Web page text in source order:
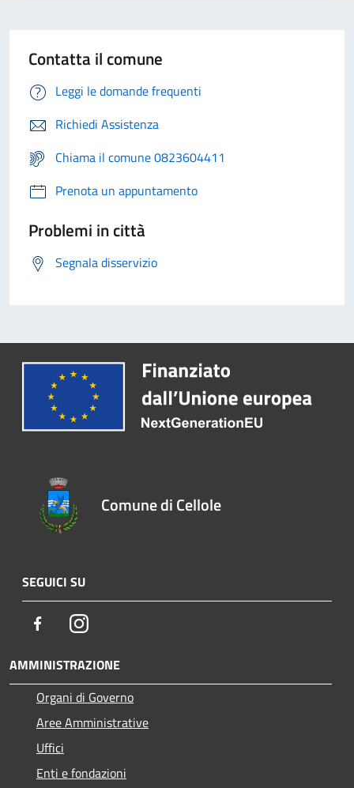
Contatta il comune
Leggi le domande frequenti
Richiedi Assistenza
Chiama il comune 0823604411
Prenota un appuntamento
Problemi in città
Segnala disservizio
Comune di Cellole
SEGUICI SU
FacebookInstagram
AMMINISTRAZIONE
Organi di Governo
Aree Amministrative
Uffici
Enti e fondazioni